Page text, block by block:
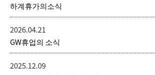
하계휴가의소식
2026.04.21
GW휴업의 소식
2025.12.09